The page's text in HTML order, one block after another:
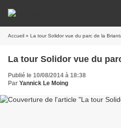
Accueil » La tour Solidor vue du parc de la
La tour Solidor vue du
Publié le 10/08/2014 à 18:38
Par Yannick Le Moing